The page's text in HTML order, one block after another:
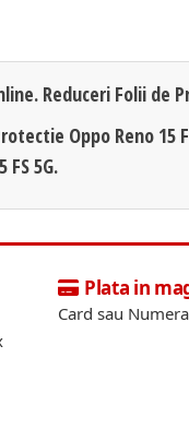
Reduceri Folii de
Oppo Reno 15
FS 5G.
Plata in
Card sau